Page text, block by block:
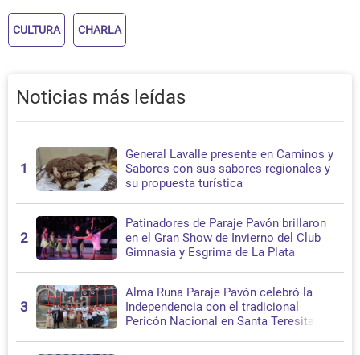
CULTURA CHARLA
Noticias más leídas
1
General Lavalle presente en Caminos y
Sabores con sus sabores regionales y
su propuesta turística
2
Patinadores de Paraje Pavón brillaron
en el Gran Show de Invierno del Club
Gimnasia y Esgrima de La Plata
3
Alma Runa Paraje Pavón celebró la
Independencia con el tradicional
Pericón Nacional en Santa Teresita